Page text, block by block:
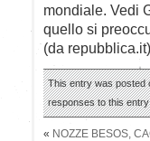
mondiale. Vedi
quello si
(da repubblica.it)
This entry was posted
responses to this
« NOZZE BESOS,